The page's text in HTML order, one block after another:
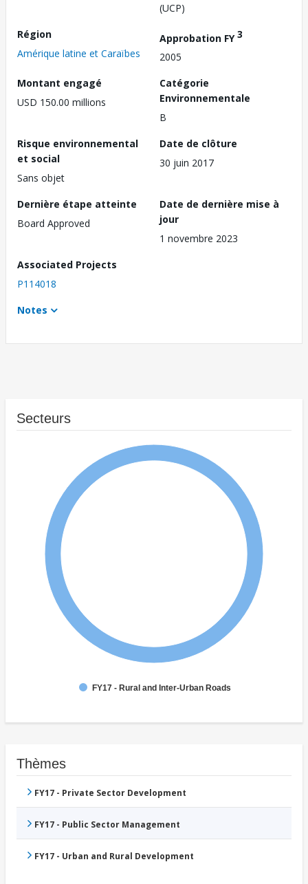
(UCP)
Région
Amérique latine et Caraïbes
Approbation FY3
2005
Montant engagé
USD 150.00 millions
Catégorie
Environnementale
B
Risque environnemental
et social
Sans objet
Date de clôture
30 juin 2017
Dernière étape atteinte
Board Approved
Date de dernière mise à
jour
1 novembre 2023
Associated Projects
P114018
Notes
Secteurs
FY17 - Rural and Inter-Urban Roads
Thèmes
FY17 - Private Sector Development
FY17 - Public Sector Management
FY17 - Urban and Rural Development